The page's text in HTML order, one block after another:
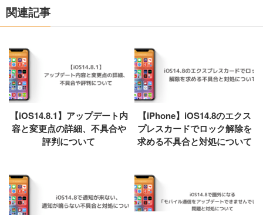
関連記事
【iOS14.8.1】アップデート内
容と変更点の詳細、不具合や
評判について
【iPhone】iOS14.8のエクス
プレスカードでロック解除を
求める不具合と対処について